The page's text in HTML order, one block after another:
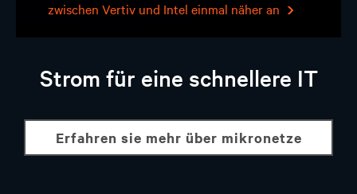
zwischen Vertiv und Intel einmal näher an
Strom für eine schnellere IT
erfahren sie mehr über mikronetze